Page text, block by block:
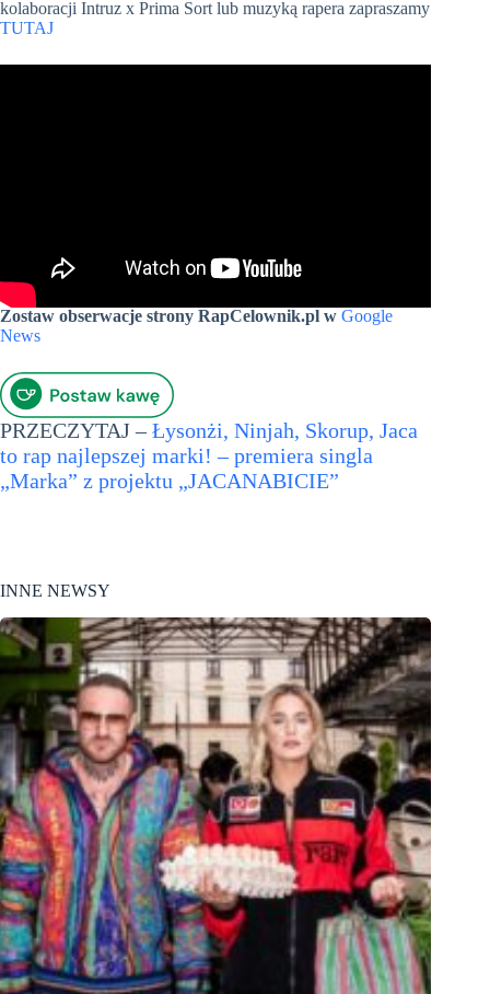
kolaboracji Intruz x Prima Sort lub muzyką rapera zapraszamy
TUTAJ
Zostaw obserwacje strony RapCelownik.pl w Google
News
PRZECZYTAJ –Łysonżi, Ninjah, Skorup, Jaca
to rap najlepszej marki! – premiera singla
„Marka” z projektu „JACANABICIE”
INNE NEWSY